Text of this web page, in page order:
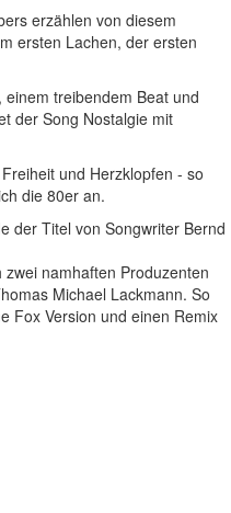
erzählen von diesem
ersten Lachen, der ersten
treibendem Beat und
der Song Nostalgie mit
und Herzklopfen - so
die 80er an.
der Titel von Songwriter Bernd
namhaften Produzenten
Michael Lackmann. So
Fox Version und einen Remix